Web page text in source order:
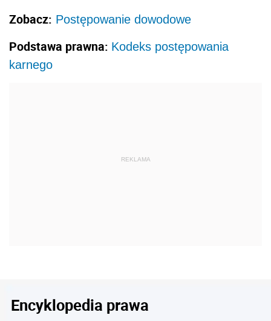
Zobacz: Postępowanie dowodowe
Podstawa prawna: Kodeks postępowania
karnego
REKLAMA
Encyklopedia prawa